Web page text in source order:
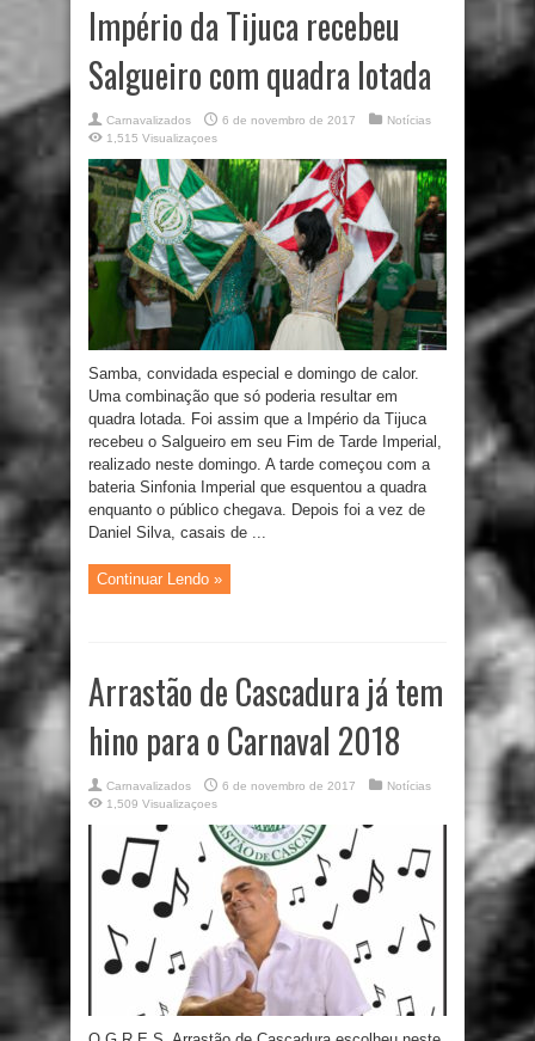
Império da Tijuca recebeu
Salgueiro com quadra lotada
Carnavalizados 6 de novembro de 2017
Notícias
1,515 Visualizaçoes
Samba, convidada especial e domingo de calor.
Uma combinação que só poderia resultar em
quadra lotada. Foi assim que a Império da Tijuca
recebeu o Salgueiro em seu Fim de Tarde Imperial,
realizado neste domingo. A tarde começou com a
bateria Sinfonia Imperial que esquentou a quadra
enquanto o público chegava. Depois foi a vez de
Daniel Silva, casais de ...
Continuar Lendo »
Arrastão de Cascadura já tem
hino para o Carnaval 2018
Carnavalizados 6 de novembro de 2017
Notícias
1,509 Visualizaçoes